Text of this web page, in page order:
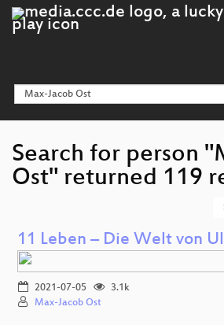
Search for person
Ost" returned 119
11 Leben – Die Welt von
2021-07-05
3.1k
Max-Jacob Ost